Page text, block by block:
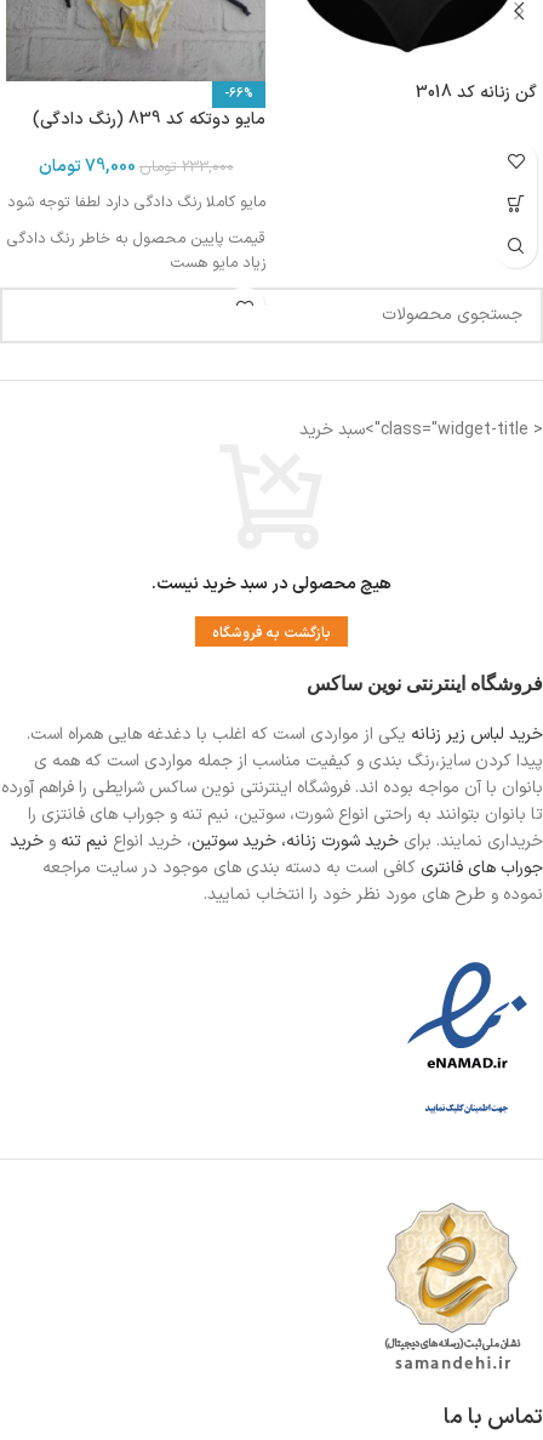
گن زنانه کد 3018 -66%
مایو دوتکه کد 839 (رنگ دادگی)
233,000 تومان79,000تومان
مایو کاملا رنگ دادگی دارد لطفا توجه شود
قیمت پایین محصول به خاطر رنگ دادگی
زیاد مایو هست
< class="widget-title">سبد خرید
هیچ محصولی در سبد خرید نیست.
بازگشت به فروشگاه
فروشگاه اینترنتی نوین ساکس
خرید لباس زیر زنانه یکی از مواردی است که اغلب با دغدغه هایی همراه است.
پیدا کردن سایز،رنگ بندی و کیفیت مناسب از جمله مواردی است که همه ی
بانوان با آن مواجه بوده اند. فروشگاه اینترنتی نوین ساکس شرایطی را فراهم آورده
تا بانوان بتوانند به راحتی انواع شورت، سوتین، نیم تنه و جوراب های فانتزی را
خریداری نمایند. برای خرید شورت زنانه، خرید سوتین، خرید انواع نیم تنه و خرید
جوراب های فانتری کافی است به دسته بندی های موجود در سایت مراجعه
نموده و طرح های مورد نظر خود را انتخاب نمایید.
تماس با ما